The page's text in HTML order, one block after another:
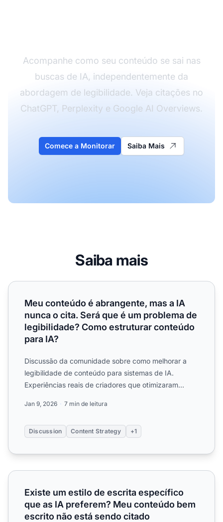
Acompanhe como seu conteúdo se sai nas
buscas de IA, independentemente da
abordagem de legibilidade. Veja citações no
ChatGPT, Perplexity e Google AI Overviews.
Comece a Monitorar Saiba Mais
Saiba mais
Meu conteúdo é abrangente, mas a IA nunca o cita.
Meu conteúdo é abrangente, mas a IA
nunca o cita. Será que é um problema de
legibilidade? Como estruturar conteúdo
para IA?
Discussão da comunidade sobre como melhorar a
legibilidade de conteúdo para sistemas de IA.
Experiências reais de criadores que otimizaram
Jan 9, 2026 7 min de leitura
Discussion Content Strategy +1
Existe um estilo de escrita específico que as IA
Existe um estilo de escrita específico
que as IA preferem? Meu conteúdo bem
escrito não está sendo citado